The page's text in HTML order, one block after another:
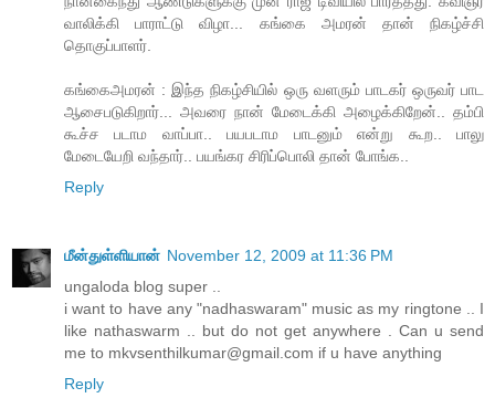
வாலிக்கி பாராட்டு விழா... கங்கை அமரன் தான் நிகழ்ச்சி
தொகுப்பாளர்.
கங்கைஅமரன் : இந்த நிகழ்சியில் ஒரு வளரும் பாடகர் ஒருவர் பாட
ஆசைபடுகிறார்... அவரை நான் மேடைக்கி அழைக்கிறேன்.. தம்பி
கூச்ச படாம வாப்பா.. பயபடாம பாடனும் என்று கூற.. பாலு
மேடையேறி வந்தார்.. பயங்கர சிரிப்பொலி தான் போங்க..
Reply
மீன்துள்ளியான் November 12, 2009 at 11:36 PM
ungaloda blog super ..
i want to have any "nadhaswaram" music as my ringtone .. I
like nathaswarm .. but do not get anywhere . Can u send
me to mkvsenthilkumar@gmail.com if u have anything
Reply